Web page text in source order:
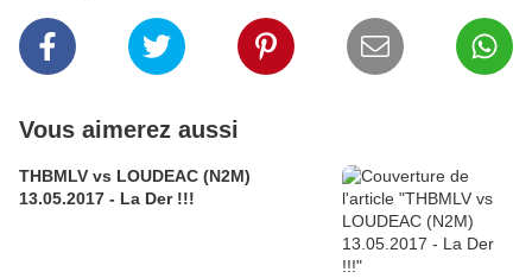
Vous aimerez aussi
THBMLV vs LOUDEAC (N2M)
13.05.2017 - La Der !!!